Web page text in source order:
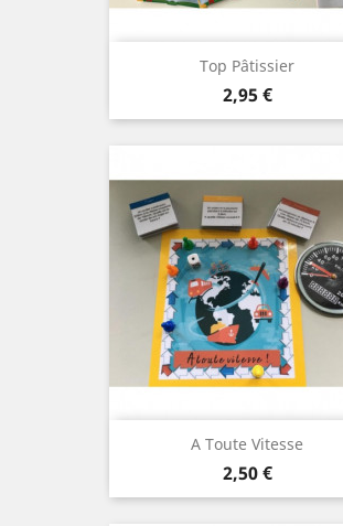
Top Pâtissier
Prix
2,95 €
A Toute Vitesse
Prix
2,50 €